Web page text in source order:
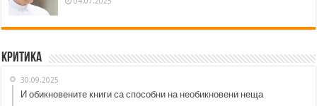
Критика
30.09.2025
И обикновените книги са способни на необикновени неща